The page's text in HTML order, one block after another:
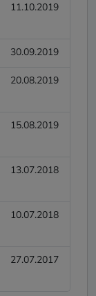
11.10.2019
30.09.2019
20.08.2019
15.08.2019
13.07.2018
10.07.2018
27.07.2017